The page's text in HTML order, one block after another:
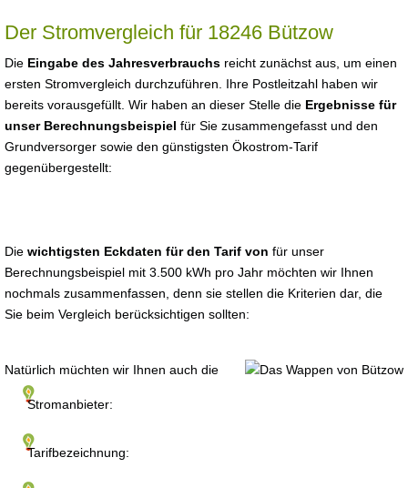
Der Stromvergleich für 18246 Bützow
Die Eingabe des Jahresverbrauchs reicht zunächst aus, um einen
ersten Stromvergleich durchzuführen. Ihre Postleitzahl haben wir
bereits vorausgefüllt. Wir haben an dieser Stelle die Ergebnisse für
unser Berechnungsbeispiel für Sie zusammengefasst und den
Grundversorger sowie den günstigsten Ökostrom-Tarif
gegenübergestellt:
Die wichtigsten Eckdaten für den Tarif von für unser
Berechnungsbeispiel mit 3.500 kWh pro Jahr möchten wir Ihnen
nochmals zusammenfassen, denn sie stellen die Kriterien dar, die
Sie beim Vergleich berücksichtigen sollten:
Stromanbieter:
Tarifbezeichnung:
Natürlich müchten wir Ihnen auch die